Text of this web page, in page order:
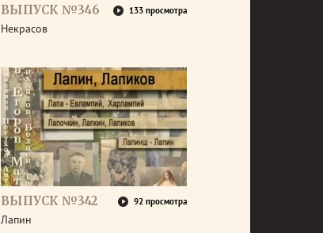
ВЫПУСК №346 133 просмотра
Некрасов
ВЫПУСК №342 92 просмотра
Лапин